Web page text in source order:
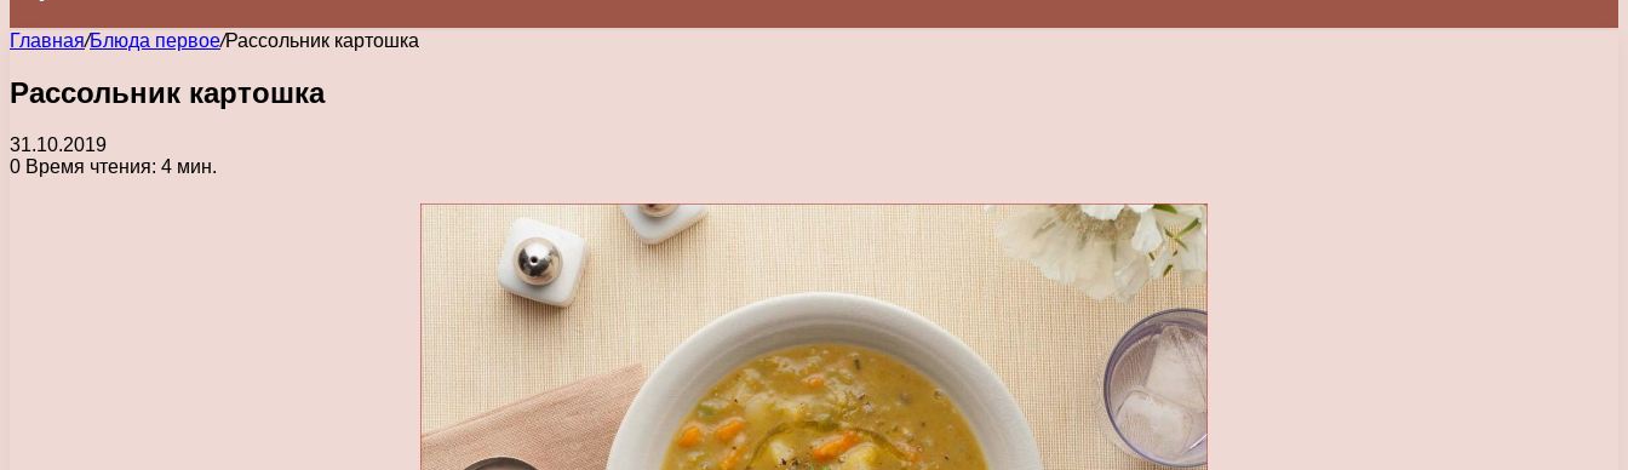
Главная/Блюда первое/Рассольник картошка
Рассольник картошка
31.10.2019
0 Время чтения: 4 мин.